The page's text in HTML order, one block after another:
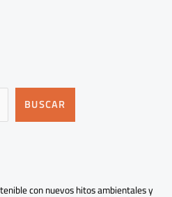
BUSCAR
con nuevos hitos ambientales y